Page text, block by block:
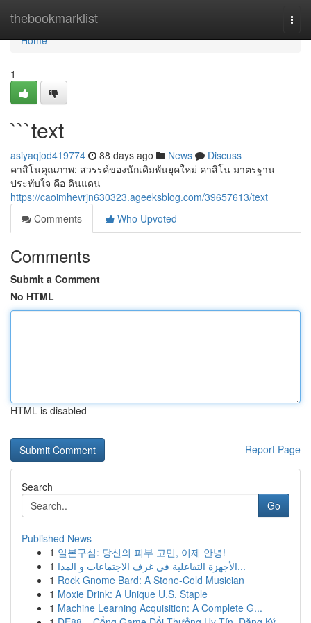
thebookmarklist
Home
Home
1
```text
asiyaqjod419774 88 days ago News
Discuss
คาสิโนคุณภาพ: สวรรค์ของนักเดิมพันยุคใหม่ คาสิโน มาตรฐาน
ประทับใจ คือ ดินแดน
https://caoimhevrjn630323.ageeksblog.com/39657613/text
Comments
Who Upvoted
Comments
Submit a Comment
No HTML
HTML is disabled
Report Page
Search
Go
Published News
1 일본구심: 당신의 피부 고민, 이제 안녕!
1
الأجهزة التفاعلية في غرف الاجتماعات و المدا...
1 Rock Gnome Bard: A Stone-Cold Musician
1 Moxie Drink: A Unique U.S. Staple
1 Machine Learning Acquisition: A Complete G...